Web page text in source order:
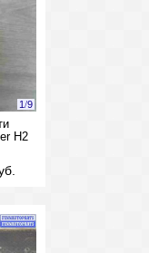
1/9
H2